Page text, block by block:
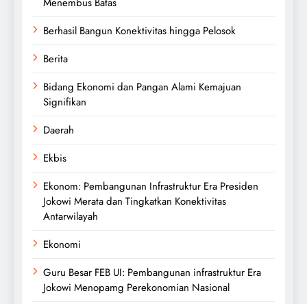
Berhasil Bangun Konektivitas hingga Pelosok
Berita
Bidang Ekonomi dan Pangan Alami Kemajuan
Signifikan
Daerah
Ekbis
Ekonom: Pembangunan Infrastruktur Era Presiden
Jokowi Merata dan Tingkatkan Konektivitas
Antarwilayah
Ekonomi
Guru Besar FEB UI: Pembangunan infrastruktur Era
Jokowi Menopamg Perekonomian Nasional